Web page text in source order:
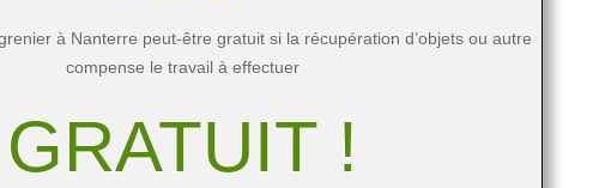
à Nanterre peut-être gratuit si la récupération d’objets ou autre
compense le travail à effectuer
GRATUIT !